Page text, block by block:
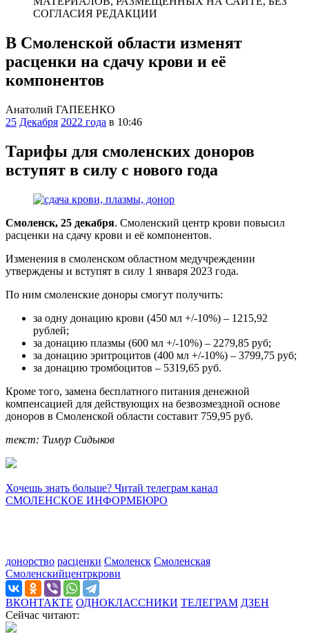
СОГЛАСИЯ РЕДАКЦИИ
В Смоленской области изменят
расценки на сдачу крови и её
компонентов
Анатолий ГАПЕЕНКО
25 Декабря 2022 года в 10:46
Тарифы для смоленских доноров
вступят в силу с нового года
Смоленск, 25 декабря. Смоленский центр крови повысил
расценки на сдачу крови и её компонентов.
Изменения в смоленском областном медучреждении
утверждены и вступят в силу 1 января 2023 года.
По ним смоленские доноры смогут получить:
за одну донацию крови (450 мл +/-10%) – 1215,92
рублей;
за донацию плазмы (600 мл +/-10%) – 2279,85 руб;
за донацию эритроцитов (400 мл +/-10%) – 3799,75 руб;
за донацию тромбоцитов – 5319,65 руб.
Кроме того, замена бесплатного питания денежной
компенсацией для действующих на безвозмездной основе
доноров в Смоленской области составит 759,95 руб.
текст: Тимур Сидыков
Хочешь знать больше? Читай телеграм канал
СМОЛЕНСКОЕ ИНФОРМБЮРО
донорство расценки Смоленск Смоленская
Смоленскийцентркрови
ВКОНТАКТЕ ОДНОКЛАССНИКИ ТЕЛЕГРАМ ДЗЕН
Сейчас читают: